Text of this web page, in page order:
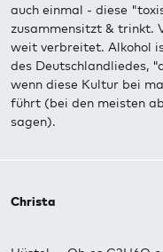
auch einmal - diese
zusammensitzt & trinkt.
weit verbreitet. Alkohol
des Deutschlandliedes,
wenn diese Kultur bei
führt (bei den meisten
sagen).
Christa